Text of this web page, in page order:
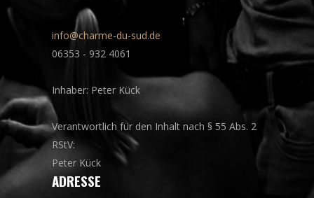
info@charme-du-sud.de
06353 - 932 4061
Inhaber: Peter Kück
Verantwortlich für den Inhalt nach § 55 Abs. 2
RStV:
Peter Kück
ADRESSE